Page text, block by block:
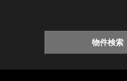
物件検索